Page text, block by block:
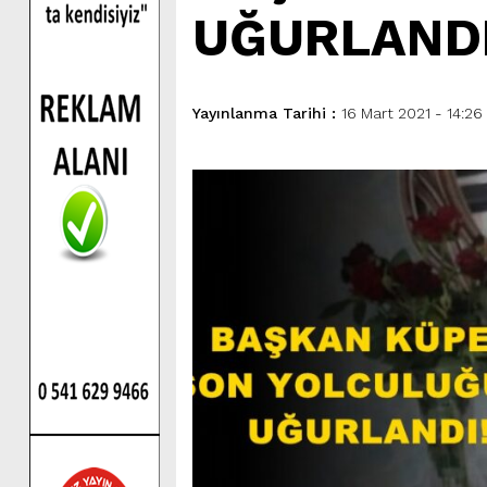
Yayınlanma Tarihi : 16 Mart 2021 - 14:26